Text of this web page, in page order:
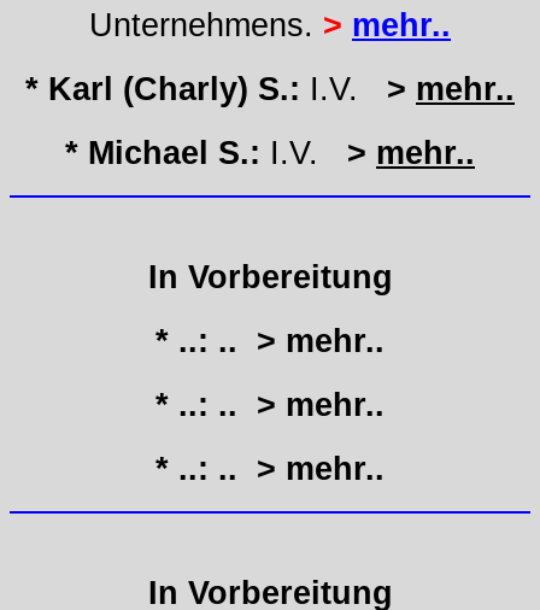
Unternehmens. > mehr..
* Karl (Charly) S.: I.V. > mehr..
* Michael S.: I.V. > mehr..
In Vorbereitung
* ..: ..
> mehr..
* ..: ..
> mehr..
* ..: ..
> mehr..
In Vorbereitung